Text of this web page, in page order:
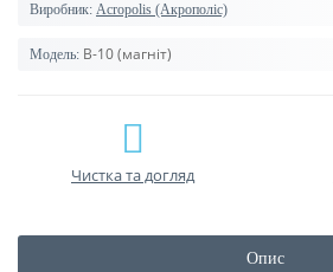
Виробник: Acropolis (Акрополіс)
Модель: В-10 (магніт)
Чистка та догляд
Опис